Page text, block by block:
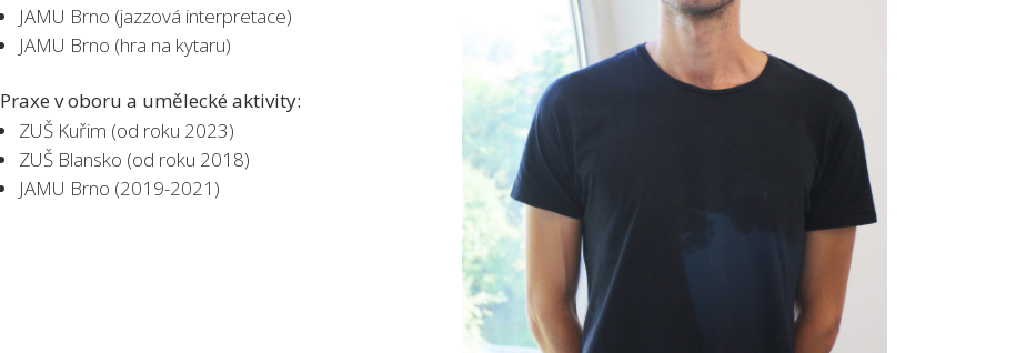
JAMU Brno (jazzová interpretace)
JAMU Brno (hra na kytaru)
Praxe v oboru a umělecké aktivity:
ZUŠ Kuřim (od roku 2023)
ZUŠ Blansko (od roku 2018)
JAMU Brno (2019-2021)